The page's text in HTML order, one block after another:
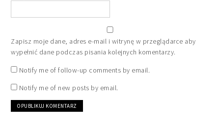
Zapisz moje dane, adres e-mail i witrynę w przeglądarce aby
wypełnić dane podczas pisania kolejnych komentarzy.
Notify me of follow-up comments by email.
Notify me of new posts by email.